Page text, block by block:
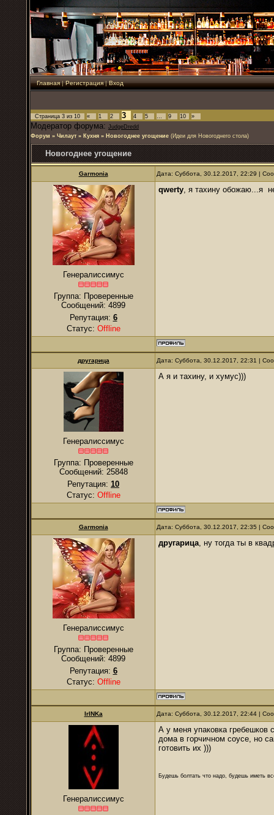
Главная|Регистрация|Вход
Страница 3 из 10 « 1 2 3 4 5 … 9 10 »
Модератор форума: JudgeDredd
Форум » Чилаут » Кухня » Новогоднее угощение (Идеи для Новогоднего стола)
Новогоднее угощение
Garmonia Дата: Суббота, 30.12.2017, 22:29 |
Генералиссимус
Группа: Проверенные
Сообщений: 4899
Репутация: 6
Статус: Offline
qwerty, я тахину обожаю...я
другарица Дата: Суббота, 30.12.2017, 22:31 |
Генералиссимус
Группа: Проверенные
Сообщений: 25848
Репутация: 10
Статус: Offline
А я и тахину, и хумус)))
Garmonia Дата: Суббота, 30.12.2017, 22:35 |
Генералиссимус
Группа: Проверенные
Сообщений: 4899
Репутация: 6
Статус: Offline
другарица, ну тогда ты в
IrINKa Дата: Суббота, 30.12.2017, 22:44 |
Генералиссимус
А у меня упаковка
дома в горчичном соусе, но
готовить их )))
Будешь болтать что надо, будешь иметь